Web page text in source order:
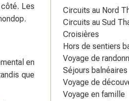
Les
en
que
Circuits au Nord
Circuits au Sud
Croisières
Hors de sentiers
Voyage de
Séjours balnéaires
Voyage de
Voyage en famille